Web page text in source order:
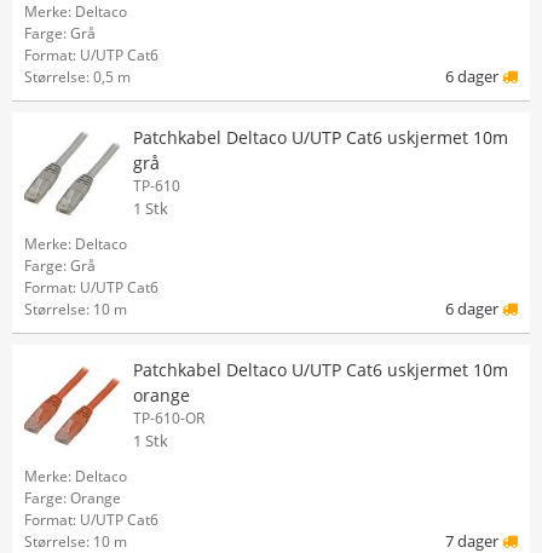
Merke: Deltaco
Farge: Grå
Format: U/UTP Cat6
Størrelse: 0,5 m
6 dager
Patchkabel Deltaco U/UTP Cat6 uskjermet 10m
grå
TP-610
1 Stk
Merke: Deltaco
Farge: Grå
Format: U/UTP Cat6
Størrelse: 10 m
6 dager
Patchkabel Deltaco U/UTP Cat6 uskjermet 10m
orange
TP-610-OR
1 Stk
Merke: Deltaco
Farge: Orange
Format: U/UTP Cat6
Størrelse: 10 m
7 dager